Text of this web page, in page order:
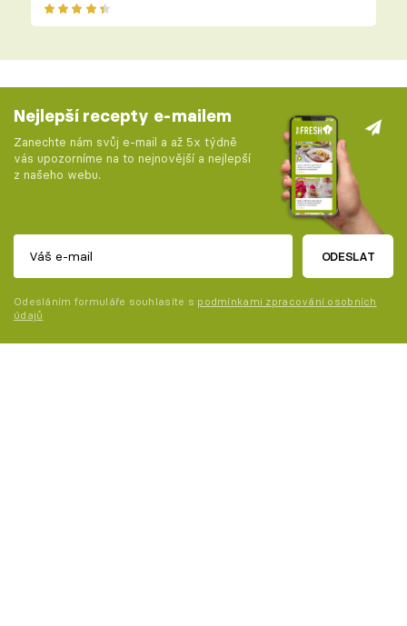
Nejlepší recepty e-mailem
Zanechte nám svůj e-mail a až 5x týdně
vás upozorníme na to nejnovější a nejlepší
z našeho webu.
ODESLAT
Odesláním formuláře souhlasíte s podmínkami zpracování osobních
údajů